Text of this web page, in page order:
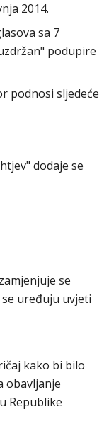
2014.
sa 7
podupire
podnosi sljedeće
dodaje se
se
uređuju uvjeti
kako bi bilo
obavljanje
Republike